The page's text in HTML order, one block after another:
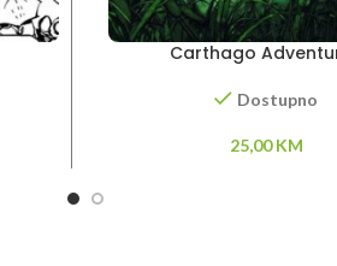
Carthago
Dostupno
25,00KM